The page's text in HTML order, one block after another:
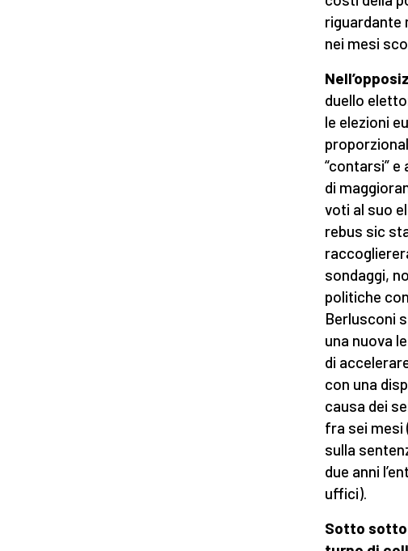
riguardante
nei mesi
duello
le elezioni
“contarsi”
di
voti al suo
rebus sic
sondaggi,
politiche
Berlusconi
una nuova
di
con una
causa dei
fra sei mesi
sulla
due anni
uffici).
Sotto sotto